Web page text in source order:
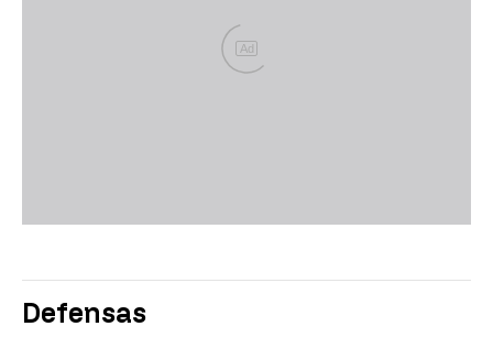
Ad
Defensas